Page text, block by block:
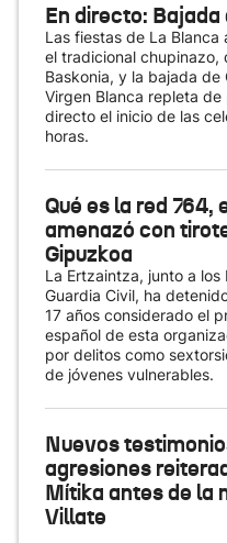
En directo: Bajada
Las fiestas de La
el tradicional chupinazo,
Baskonia, y la bajada
Virgen Blanca repleta
directo el inicio de las
horas.
Qué es la red 764,
amenazó con
Gipuzkoa
La Ertzaintza, junto a los
Guardia Civil, ha
17 años considerado el
español de esta
por delitos como
de jóvenes vulnerables.
Nuevos
agresiones
Mítika antes de la
Villate